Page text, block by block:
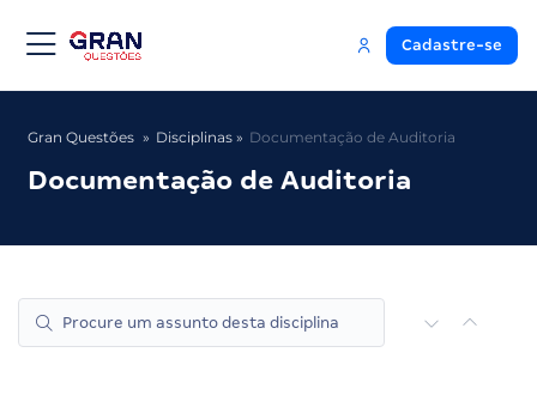
Cadastre-se
Gran Questões Disciplinas Documentação de Auditoria
Documentação de Auditoria